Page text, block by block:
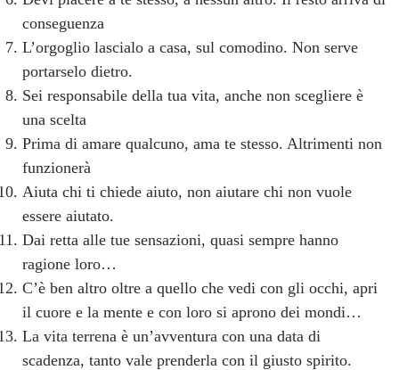
conseguenza
L’orgoglio lascialo a casa, sul comodino. Non serve
portarselo dietro.
Sei responsabile della tua vita, anche non scegliere è
una scelta
Prima di amare qualcuno, ama te stesso. Altrimenti non
funzionerà
Aiuta chi ti chiede aiuto, non aiutare chi non vuole
essere aiutato.
Dai retta alle tue sensazioni, quasi sempre hanno
ragione loro…
C’è ben altro oltre a quello che vedi con gli occhi, apri
il cuore e la mente e con loro si aprono dei mondi…
La vita terrena è un’avventura con una data di
scadenza, tanto vale prenderla con il giusto spirito.